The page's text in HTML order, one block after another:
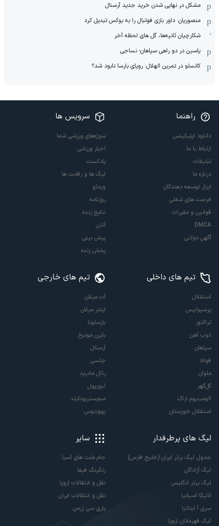
مشکل در نهایی شدن خرید جدید آرسنال
منصوریان: داور بازی فوتبال را به بوکس تبدیل کرد
شکارچیان ثانیه‌ها، گل های لحظه آخر
یاسین در دو راهی سپاهان- نساجی
کانسلو در تمرین الهلال: رویای بارسا نابود شد؟
راهنما
دانلود اپلیکیشن
ارتباط با ما
تبلیغات
درباره ما
ابزار توسعه دهندگان
فرصت های شغلی
قوانین و مقررات
DMCA
آگهی دولتی
سرویس ها
سوژه‌های ورزشی شما
اخبار ورزشی
پادکست
لیگ ها و رقابت ها
ویدئو
روزنامه
نتایج زنده
آنتن
پیش بینی
پخش زنده
تیم های داخلی
استقلال
پرسپولیس
تراکتور
ذوب آهن
سپاهان
فولاد
ملوان
گل‌گهر
آلومینیوم اراک
استقلال خوزستان
تیم های خارجی
آث میلان
اینتر میلان
بارسلونا
بایرن مونیخ
آرسنال
چلسی
رئال مادرید
لیورپول
منچستریونایتد
یوونتوس
لیگ های پرطرفدار
جدول لیگ برتر ایران (خلیج فارس)
لیگ آزادگان
لیگ برتر انگلیس
لالیگا اسپانیا
سری آ ایتالیا
لیگ قهرمانان اروپا
سایر
جام ملت های آسیا
رنکینگ فیفا
نقل و انتقالات اروپا
نقل و انتقالات ایران
پاری سن ژرمن